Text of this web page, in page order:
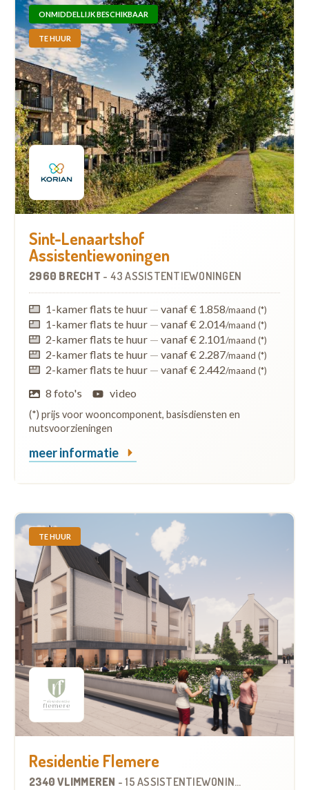
ONMIDDELLIJK BESCHIKBAAR
TE HUUR
Sint-Lenaartshof
Assistentiewoningen
2960 BRECHT - 43 ASSISTENTIEWONINGEN
1-kamer flats te huur — vanaf € 1.858/maand (*)
1-kamer flats te huur — vanaf € 2.014/maand (*)
2-kamer flats te huur — vanaf € 2.101/maand (*)
2-kamer flats te huur — vanaf € 2.287/maand (*)
2-kamer flats te huur — vanaf € 2.442/maand (*)
8 foto's video
(*) prijs voor wooncomponent, basisdiensten en
nutsvoorzieningen
meer informatie
TE HUUR
Residentie Flemere
2340 VLIMMEREN -15 ASSISTENTIEWONINGEN